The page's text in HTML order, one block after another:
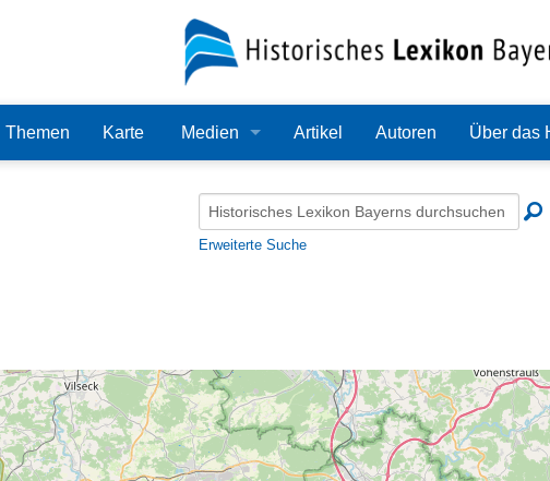
Themen Karte Medien
Audio
Alle Dateien
Artikel Autoren Über das
Redaktion
Zehn
Häufige
Erweiterte Suche